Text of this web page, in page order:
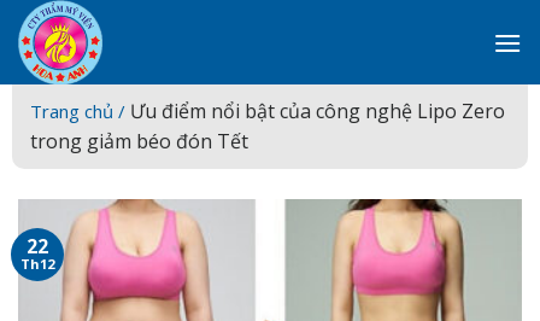
Skip
to
content
Trang chủ / Ưu điểm nổi bật của công nghệ Lipo Zero
trong giảm béo đón Tết
22
Th12